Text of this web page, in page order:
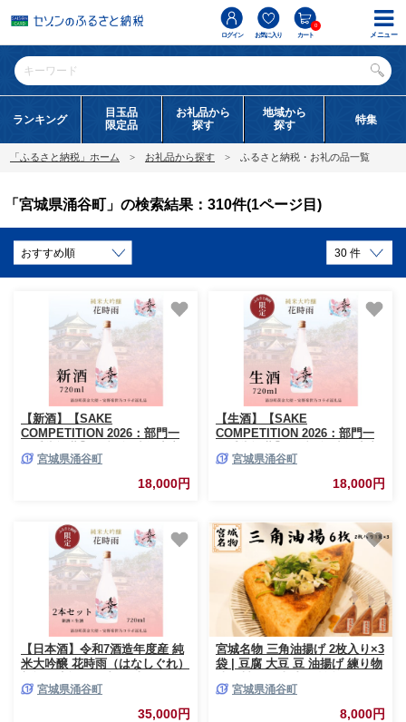
ログイン お気に入り カート
0
ランキング
目玉品
限定品
お礼品から
探す
地域から
探す
特集
「ふるさと納税」ホーム お礼品から探す ふるさと納税・お礼の品一覧
「宮城県涌谷町」の検索結果：310件(1ページ目)
【新酒】【SAKE
COMPETITION 2026：部門一
純米大吟醸 花時雨（はなしぐ
宮城県涌谷町
18,000円
【生酒】【SAKE
COMPETITION 2026：部門一
純米大吟醸 花時雨（はなしぐ
宮城県涌谷町
18,000円
【日本酒】令和7酒造年度産 純
米大吟醸 花時雨（はなしぐれ）
宮城県涌谷町
35,000円
宮城名物 三角油揚げ 2枚入り×3
袋 | 豆腐 大豆 豆 油揚げ 練り物
送不可宮城県涌谷町
8,000円
メニュー